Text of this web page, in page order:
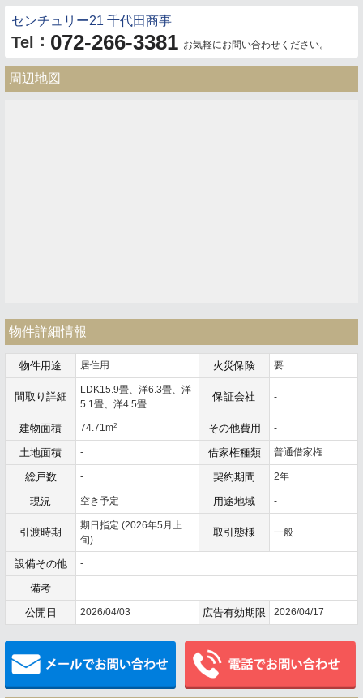
センチュリー21 千代田商事
Tel ： 072-266-3381 お気軽にお問い合わせください。
周辺地図
物件詳細情報
物件用途 居住用 火災保険 要
間取り詳細
LDK15.9畳、洋6.3畳、洋
5.1畳、洋4.5畳
保証会社 -
建物面積 74.71m2 その他費用 -
土地面積 - 借家権種類 普通借家権
総戸数 - 契約期間 2年
現況 空き予定 用途地域 -
引渡時期
期日指定 (2026年5月上
旬)
取引態様 一般
設備その他 -
備考 -
公開日 2026/04/03 広告有効期限 2026/04/17
メールでお問い合わせ